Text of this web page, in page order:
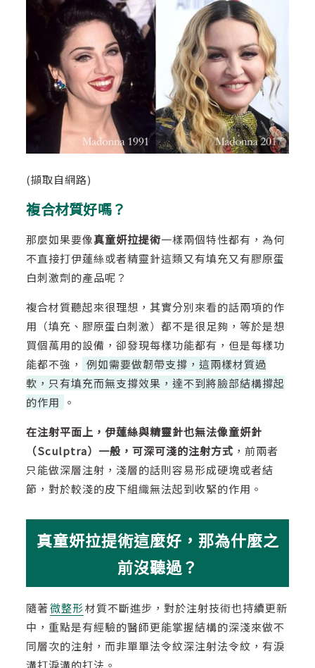
(擷取自網路)
複合材質好嗎？
那麼如果要像真童妍拉提術一樣兩個特性都有，為何
不直接打伊蓮絲或者精靈針這類又有填充又有膠原蛋
白刺激劑的產品呢？
複合材質聽起來很理想，其實分別來看的話兩項的作
用（填充、膠原蛋白刺激）都不是很足夠，等於是想
買個萬用的設備，卻發現每樣功能都有，但是每樣功
能都不強，
例如需要做韌帶支撐，這兩樣材質過
軟，只有填充而無支撐效果，達不到將臉部結構撐起
的作用
。
在注射平面上，伊蓮絲與精靈針也無法像童妍針
（Sculptra）一般，可深可淺的注射方式 ，前兩者
只能做深層注射，淺層的話則容易形成硬塊或者結
節，對於較淺的皮下組織無法起到收緊的作用。
真童妍拉提術這麼好，那為什麼之
前沒聽過？
隨著微整形材質不斷進步，對於注射技術也持續更新
中，重點是有經驗的醫師更能掌握結構的深淺來做不
同層次的注射，而非單單法令紋深注射法令紋，有淚
溝打淚溝的打法。